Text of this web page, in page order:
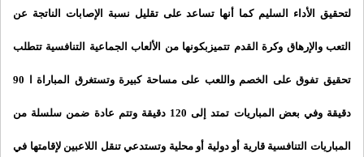
لتحقيق الأداء السليم كما أنها تساعد على تقليل نسبة الإصابات الناتجة عن
التعب والإرهاق وكرة القدم تتميزبكونها من الألعاب الجماعية التنافسية تتطلب
تحقيق تفوق على الخصم واللعب على مساحة كبيرة وتستغرق المباراة ا 90
دقيقة وفي بعض المباريات تمتد إلى 120 دقيقة وتتم عادة ضمن سلسلة من
المباريات التنافسية قارية أو دولية أو محلية وتستدعي تنقل اللاعبين لإقامتها في